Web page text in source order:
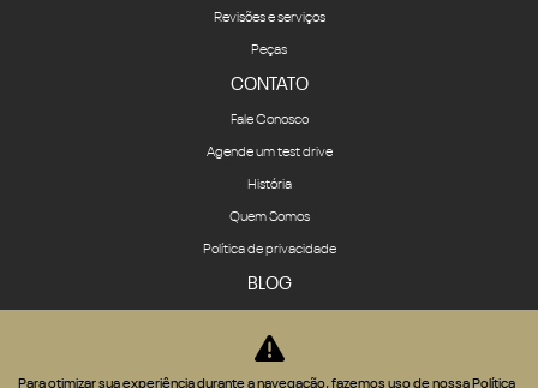
Revisões e serviços
Peças
CONTATO
Fale Conosco
Agende um test drive
História
Quem Somos
Política de privacidade
BLOG
RAM SOCIETY
Para otimizar sua experiência durante a navegação, fazemos uso de nossa Política